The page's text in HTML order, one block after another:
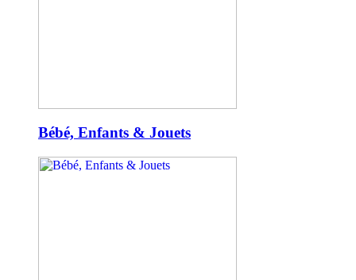
Bébé, Enfants & Jouets